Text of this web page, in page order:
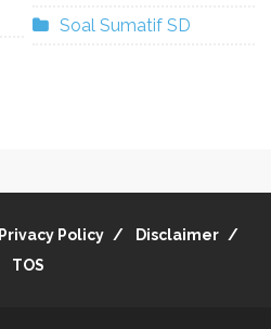
Soal Sumatif SD
Privacy Policy
Disclaimer
TOS